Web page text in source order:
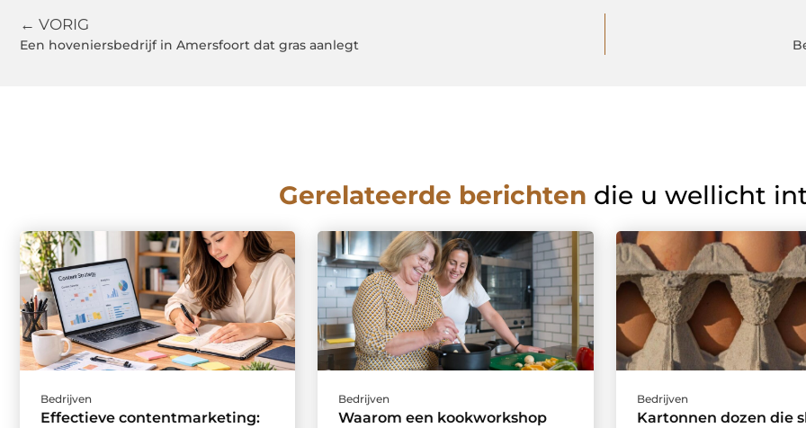
← VORIG
Een hoveniersbedrijf in Amersfoort dat gras aanlegt
Gerelateerde berichten die u wellicht
Bedrijven
Effectieve contentmarketing:
Bedrijven
Waarom een kookworkshop
Bedrijven
Kartonnen dozen die